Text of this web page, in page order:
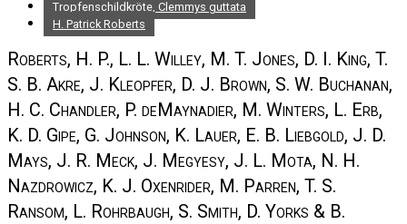
Tropfenschildkröte, Clemmys guttata
H. Patrick Roberts
Roberts, H. P., L. L. Willey, M. T. Jones, D. I. King, T.
S. B. Akre, J. Kleopfer, D. J. Brown, S. W. Buchanan,
H. C. Chandler, P. deMaynadier, M. Winters, L. Erb,
K. D. Gipe, G. Johnson, K. Lauer, E. B. Liebgold, J. D.
Mays, J. R. Meck, J. Megyesy, J. L. Mota, N. H.
Nazdrowicz, K. J. Oxenrider, M. Parren, T. S.
Ransom, L. Rohrbaugh, S. Smith, D. Yorks & B.